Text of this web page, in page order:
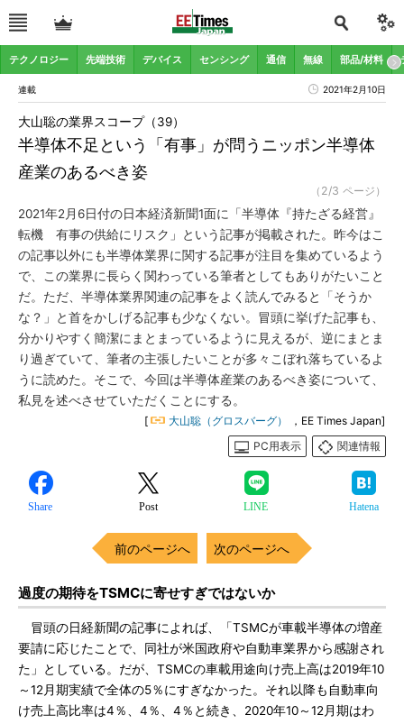
テクノロジー 先端技術 デバイス センシング 通信 無線 部品/材料
連載 2021年2月10日
半導体不足という「有事」が問うニッポン半導体
産業のあるべき姿
大山聡の業界スコープ（39）
（2/3 ページ）
2021年2月6日付の日本経済新聞1面に「半導体『持たざる経営』
転機 有事の供給にリスク」という記事が掲載された。昨今はこ
の記事以外にも半導体業界に関する記事が注目を集めているよう
で、この業界に長らく関わっている筆者としてもありがたいこと
だ。ただ、半導体業界関連の記事をよく読んでみると「そうか
な？」と首をかしげる記事も少なくない。冒頭に挙げた記事も、
分かりやすく簡潔にまとまっているように見えるが、逆にまとま
り過ぎていて、筆者の主張したいことが多々こぼれ落ちているよ
うに読めた。そこで、今回は半導体産業のあるべき姿について、
私見を述べさせていただくことにする。
[ 大山聡（グロスバーグ）
，EE Times Japan]
PC用表示
関連情報
Share Post LINE Hatena
前のページへ 次のページへ
過度の期待をTSMCに寄せすぎではないか
冒頭の日経新聞の記事によれば、「TSMCが車載半導体の増産
要請に応じたことで、同社が米国政府や自動車業界から感謝され
た」としている。だが、TSMCの車載用途向け売上高は2019年10
～12月期実績で全体の5％にすぎなかった。それ以降も自動車向
け売上高比率は4％、4％、4％と続き、2020年10～12月期はわ